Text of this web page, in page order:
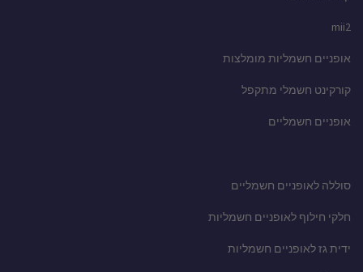
mii2
אופניים חשמליות מומלצות
קורקינט חשמלי מתקפל
אופניים חשמליים
סוללה לאופניים חשמליים
חלקי חילוף לאופניים חשמליות
ידית גז לאופניים חשמליות